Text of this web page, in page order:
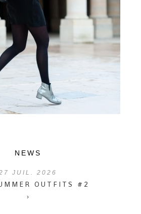
NEWS
JUIL. 2026
OUTFITS #2
›